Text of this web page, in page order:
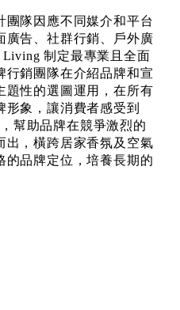
團隊因應不同媒介和平台
廣告、社群行銷、戶外廣
Living 制定最專業且全面
行銷團隊在介紹品牌和宣
題性的選圖運用，在所有
象，讓消費者感受到
幫助品牌在競爭激烈的
出，橫跨居家香氛及空氣
的品牌定位，培養長期的